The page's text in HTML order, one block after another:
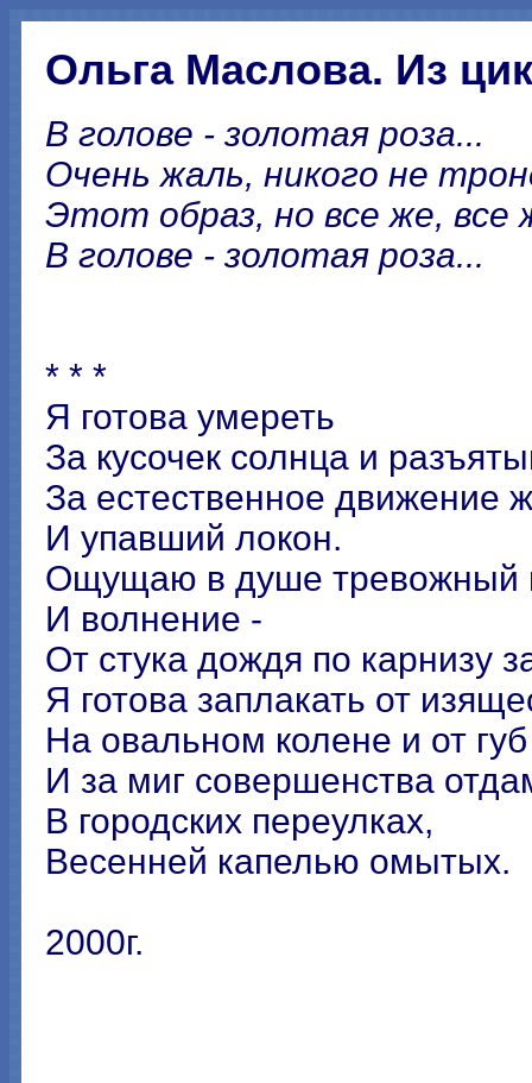
Ольга Маслова. Из
В голове - золотая роза...
Очень жаль, никого не
Этот образ, но все же, все
В голове - золотая роза...
* * *
Я готова умереть
За кусочек солнца и
За естественное движение
И упавший локон.
Ощущаю в душе тревожный
И волнение -
От стука дождя по карнизу
Я готова заплакать от
На овальном колене и от
И за миг совершенства
В городских переулках,
Весенней капелью омытых.
2000г.